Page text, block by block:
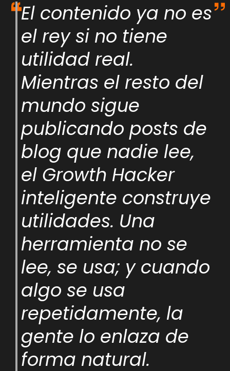
El contenido ya no es
el rey si no tiene
utilidad real.
Mientras el resto del
mundo sigue
publicando posts de
blog que nadie lee,
el Growth Hacker
inteligente construye
utilidades. Una
herramienta no se
lee, se usa; y cuando
algo se usa
repetidamente, la
gente lo enlaza de
forma natural.